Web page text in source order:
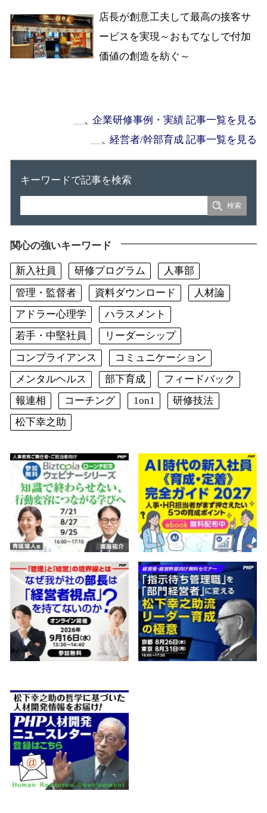
店長が創意工夫して最高の接客サ
ービスを実現～おもてなしで付加
価値の創造を紡ぐ～
企業研修事例・実績 記事一覧を見る
経営者/幹部育成 記事一覧を見る
キーワードで記事を検索
関心の強いキーワード
新入社員 研修プログラム
人事部
管理・監督者
資料ダウンロード
人材論
アドラー心理学
ハラスメント
若手・中堅社員
リーダーシップ
コンプライアンス
コミュニケーション
メンタルヘルス
部下育成
フィードバック
報連相
コーチング 1on1
研修技法
松下幸之助